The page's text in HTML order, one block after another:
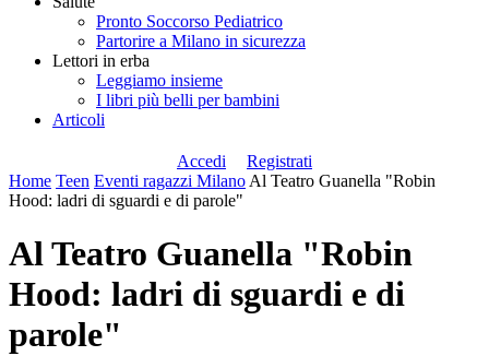
Pronto Soccorso Pediatrico
Partorire a Milano in sicurezza
Lettori in erba
Leggiamo insieme
I libri più belli per bambini
Articoli
Accedi
Registrati
Home Teen Eventi ragazzi Milano Al Teatro Guanella "Robin
Hood: ladri di sguardi e di parole"
Al Teatro Guanella "Robin
Hood: ladri di sguardi e di
parole"